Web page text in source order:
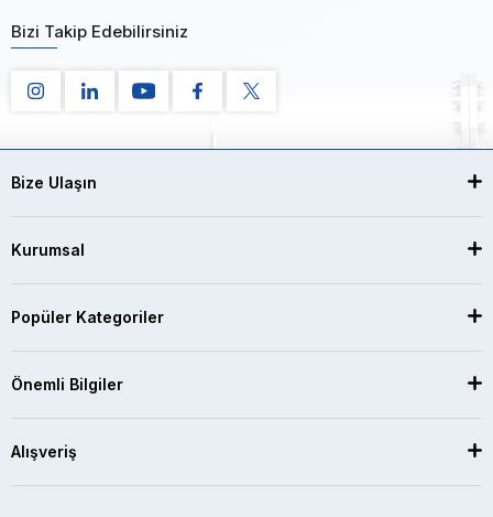
Bizi Takip Edebilirsiniz
Bize Ulaşın
Kurumsal
Popüler Kategoriler
Önemli Bilgiler
Alışveriş